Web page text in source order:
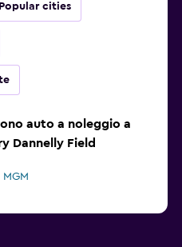
Popular cities
auto a noleggio a
Dannelly Field